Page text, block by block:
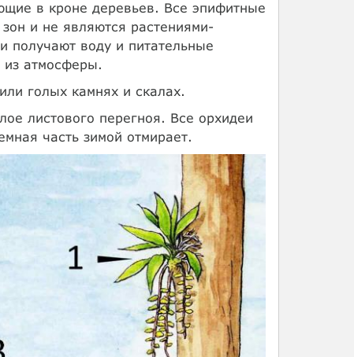
в кроне деревьев. Все эпифитные
и не являются растениями-
получают воду и питательные
из атмосферы.
голых камнях и скалах.
листового перегноя. Все орхидеи
часть зимой отмирает.